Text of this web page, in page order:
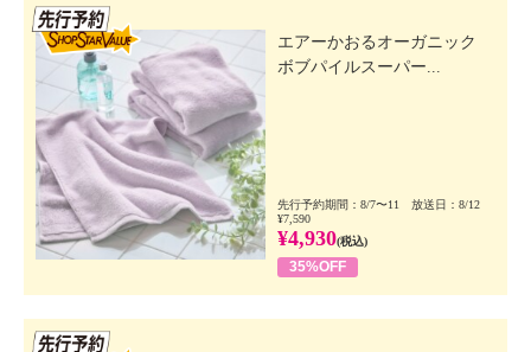
エアーかおるオーガニック
ボブパイルスーパー...
先行予約期間：8/7〜11 放送日：8/12
¥7,590
¥4,930(税込)
35%OFF